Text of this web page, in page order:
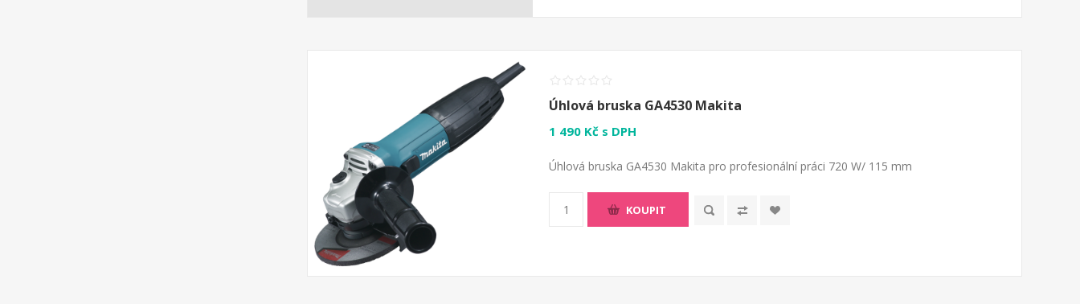
Úhlová bruska GA4530 Makita
1 490 Kč s DPH
Úhlová bruska GA4530 Makita pro profesionální práci 720 W/ 115 mm
KOUPIT